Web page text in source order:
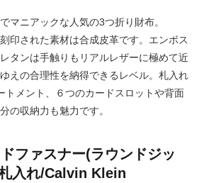
マニアックな人気の3つ折り財布。
印された素材は合成皮革です。エンボス
タンは手触りもリアルレザーに極めて近
えの合理性を納得できるレベル。札入れ
トメント、６つのカードスロットや背面
の収納力も魅力です。
ファスナー(ラウンドジッ
入れ/Calvin Klein